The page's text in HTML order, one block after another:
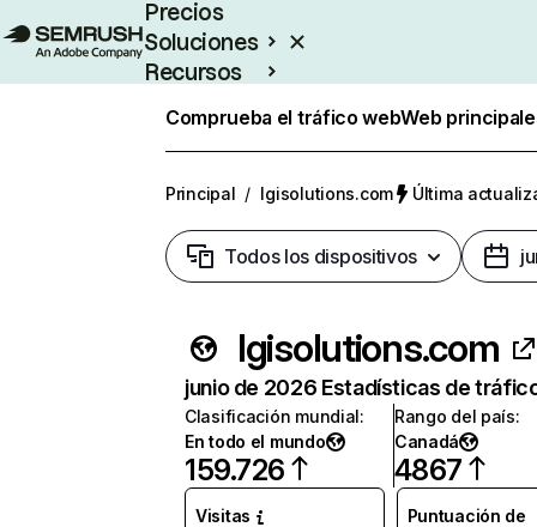
Precios
Soluciones
Recursos
Comprueba el tráfico webWeb
Principal / lgisolutions.com Última
Todos los dispositivos
lgisolutions.com
junio de 2026 Estadísticas de
Clasificación mundial:
En todo el mundo
159.726
Rango del país:
Canadá
4867
Visitas
Puntuación de